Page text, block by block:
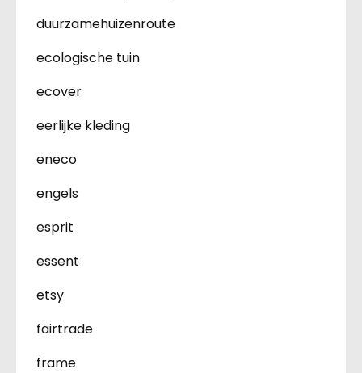
duurzamehuizenroute
ecologische tuin
ecover
eerlijke kleding
eneco
engels
esprit
essent
etsy
fairtrade
frame